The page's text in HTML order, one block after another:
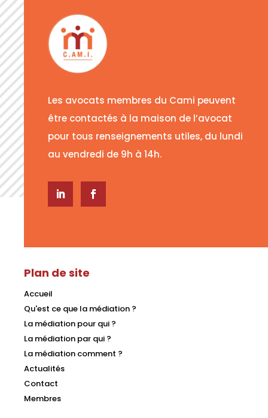
Les avocats membres du Cami peuvent
être contactés à la maison de l’avocat
pour tous renseignements utiles, du lundi
au vendredi de 9h à 14h.
Plan de site
Accueil
Qu'est ce que la médiation ?
La médiation pour qui ?
La médiation par qui ?
La médiation comment ?
Actualités
Contact
Membres